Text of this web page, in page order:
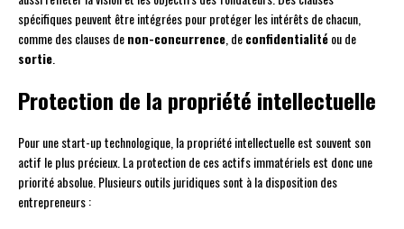
spécifiques peuvent être intégrées pour protéger les intérêts de chacun,
comme des clauses denon-concurrence, deconfidentialitéou de
sortie.
Protection de la propriété intellectuelle
Pour une start-up technologique, la propriété intellectuelle est souvent son
actif le plus précieux. La protection de ces actifs immatériels est donc une
priorité absolue. Plusieurs outils juridiques sont à la disposition des
entrepreneurs :